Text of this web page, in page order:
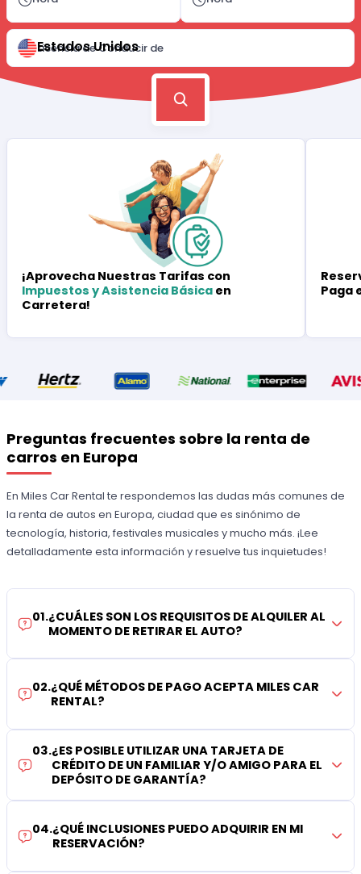
Licencia de Conducir de
Estados Unidos
¡Aprovecha Nuestras Tarifas con
Impuestos y Asistencia Básica en
Carretera!
Paga
Preguntas frecuentes sobre la renta de
carros en Europa
En Miles Car Rental te respondemos las dudas más comunes de
la renta de autos en Europa, ciudad que es sinónimo de
tecnología, historia, festivales musicales y mucho más. ¡Lee
detalladamente esta información y resuelve tus inquietudes!
01.¿CUÁLES SON LOS REQUISITOS DE ALQUILER AL
MOMENTO DE RETIRAR EL AUTO?
02.¿QUÉ MÉTODOS DE PAGO ACEPTA MILES CAR
RENTAL?
03.¿ES POSIBLE UTILIZAR UNA TARJETA DE
CRÉDITO DE UN FAMILIAR Y/O AMIGO PARA EL
DEPÓSITO DE GARANTÍA?
04.¿QUÉ INCLUSIONES PUEDO ADQUIRIR EN MI
RESERVACIÓN?